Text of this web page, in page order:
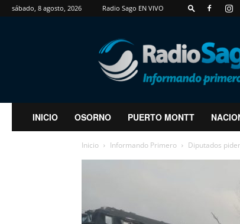
sábado, 8 agosto, 2026 Radio Sago EN VIVO
RadioSago
INICIO OSORNO PUERTO MONTT
Inicio Informando Primero Diputados